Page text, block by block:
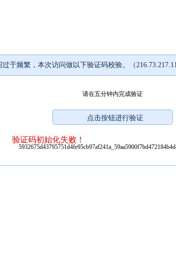
过于频繁，本次访问做以下验证码校验。（216.73.217.11
请在五分钟内完成验证
验证码初始化失败！